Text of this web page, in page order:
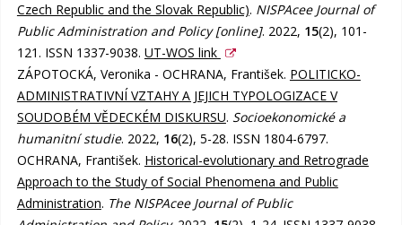
Czech Republic and the Slovak Republic). NISPAcee Journal of
Public Administration and Policy [online]. 2022, 15(2), 101-
121. ISSN 1337-9038. UT-WOS link
ZÁPOTOCKÁ, Veronika - OCHRANA, František. POLITICKO-
ADMINISTRATIVNÍ VZTAHY A JEJICH TYPOLOGIZACE V
SOUDOBÉM VĚDECKÉM DISKURSU. Socioekonomické a
humanitní studie. 2022, 16(2), 5-28. ISSN 1804-6797.
OCHRANA, František. Historical-evolutionary and Retrograde
Approach to the Study of Social Phenomena and Public
Administration. The NISPAcee Journal of Public